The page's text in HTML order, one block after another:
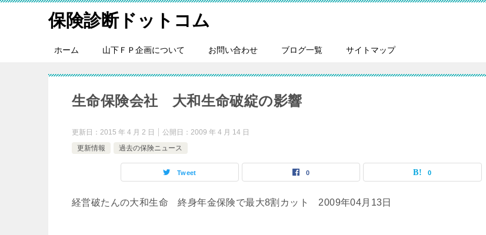
保険診断ドットコム
ホーム 山下ＦＰ企画について お問い合わせ ブログ一覧 サイトマップ
生命保険会社 大和生命破綻の影響
更新日： 2015 年 4 月 2 日 公開日： 2009 年 4 月 14 日
更新情報
過去の保険ニュース
Tweet 0 0
経営破たんの大和生命 終身年金保険で最大8割カット 2009年04月13日